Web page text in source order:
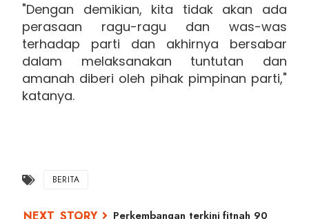
"Dengan demikian, kita tidak akan ada
perasaan ragu-ragu dan was-was
terhadap parti dan akhirnya bersabar
dalam melaksanakan tuntutan dan
amanah diberi oleh pihak pimpinan parti,"
katanya.
BERITA
Perkembangan terkini fitnah 90